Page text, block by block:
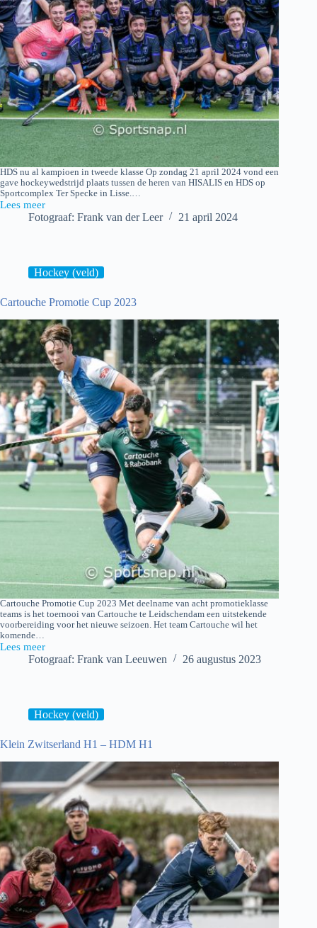
HDS nu al kampioen in tweede klasse Op zondag 21 april 2024 vond een
gave hockeywedstrijd plaats tussen de heren van HISALIS en HDS op
Sportcomplex Ter Specke in Lisse.…
Lees meer
HISALIS
Fotograaf: Frank van der Leer 21 april 2024
Hockey (veld)
Cartouche Promotie Cup 2023
Cartouche Promotie Cup 2023 Met deelname van acht promotieklasse
teams is het toernooi van Cartouche te Leidschendam een uitstekende
voorbereiding voor het nieuwe seizoen. Het team Cartouche wil het
komende…
Lees meer
Cartouche
PromotieFotograaf: Frank van Leeuwen 26 augustus 2023
Hockey (veld)
Klein Zwitserland H1 – HDM H1